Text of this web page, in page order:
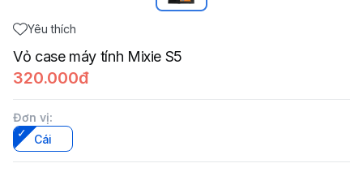
Yêu thích
Vỏ case máy tính Mixie S5
320.000đ
Đơn vị:
Cái